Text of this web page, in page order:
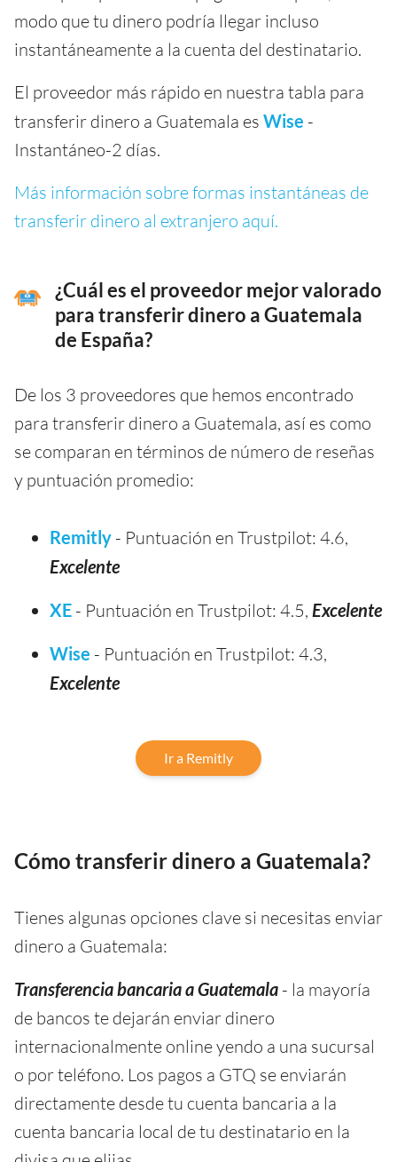
modo que tu dinero podría llegar incluso
instantáneamente a la cuenta del destinatario.
El proveedor más rápido en nuestra tabla para
transferir dinero a Guatemala es Wise -
Instantáneo-2 días.
Más información sobre formas instantáneas de
transferir dinero al extranjero aquí.
¿Cuál es el proveedor mejor valorado
para transferir dinero a Guatemala
de España?
De los 3 proveedores que hemos encontrado
para transferir dinero a Guatemala, así es como
se comparan en términos de número de reseñas
y puntuación promedio:
Remitly - Puntuación en Trustpilot: 4.6,
Excelente
XE - Puntuación en Trustpilot: 4.5, Excelente
Wise - Puntuación en Trustpilot: 4.3,
Excelente
Ir a Remitly
Cómo transferir dinero a Guatemala?
Tienes algunas opciones clave si necesitas enviar
dinero a Guatemala:
Transferencia bancaria a Guatemala - la mayoría
de bancos te dejarán enviar dinero
internacionalmente online yendo a una sucursal
o por teléfono. Los pagos a GTQ se enviarán
directamente desde tu cuenta bancaria a la
cuenta bancaria local de tu destinatario en la